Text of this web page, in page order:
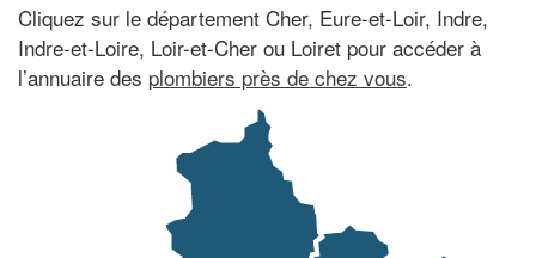
Cliquez sur le département Cher, Eure-et-Loir, Indre,
Indre-et-Loire, Loir-et-Cher ou Loiret pour accéder à
l’annuaire des plombiers près de chez vous.